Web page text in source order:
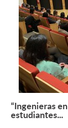
“Ingenieras
estudiantes...